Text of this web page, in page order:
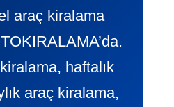
araç kiralama
haftalık
araç kiralama,